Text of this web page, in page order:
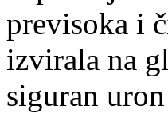
previsoka i
izvirala na
siguran